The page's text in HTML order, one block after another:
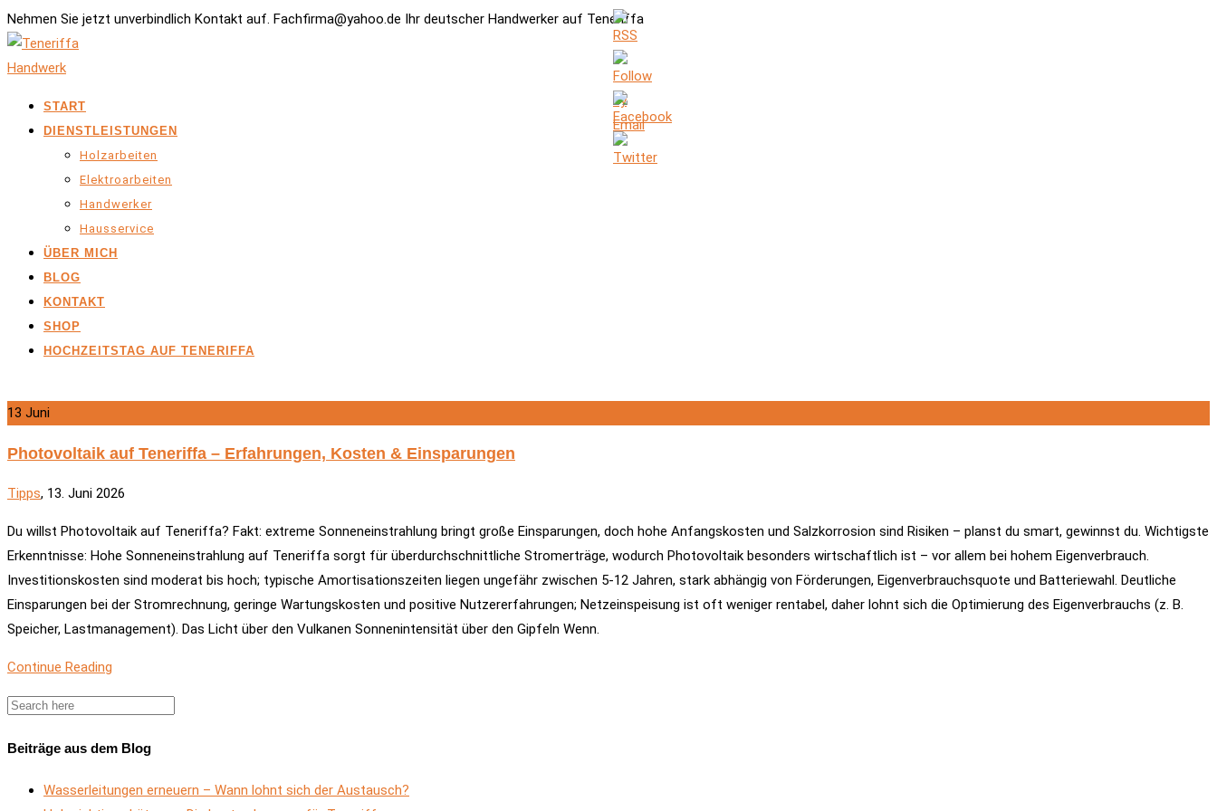
Nehmen Sie jetzt unverbindlich Kontakt auf. Fachfirma@yahoo.de Ihr deutscher Handwerker auf Teneriffa
START
DIENSTLEISTUNGEN
Holzarbeiten
Elektroarbeiten
Handwerker
Hausservice
ÜBER MICH
BLOG
KONTAKT
SHOP
HOCHZEITSTAG AUF TENERIFFA
13 Juni
Photovoltaik auf Teneriffa – Erfahrungen, Kosten & Einsparungen
Tipps, 13. Juni 2026
Du willst Photovoltaik auf Teneriffa? Fakt: extreme Sonneneinstrahlung bringt große Einsparungen, doch hohe Anfangskosten und Salzkorrosion sind Risiken – planst du smart, gewinnst du. Wichtigste
Erkenntnisse: Hohe Sonneneinstrahlung auf Teneriffa sorgt für überdurchschnittliche Stromerträge, wodurch Photovoltaik besonders wirtschaftlich ist – vor allem bei hohem Eigenverbrauch.
Investitionskosten sind moderat bis hoch; typische Amortisationszeiten liegen ungefähr zwischen 5-12 Jahren, stark abhängig von Förderungen, Eigenverbrauchsquote und Batteriewahl. Deutliche
Einsparungen bei der Stromrechnung, geringe Wartungskosten und positive Nutzererfahrungen; Netzeinspeisung ist oft weniger rentabel, daher lohnt sich die Optimierung des Eigenverbrauchs (z. B.
Speicher, Lastmanagement). Das Licht über den Vulkanen Sonnenintensität über den Gipfeln Wenn.
Continue Reading
Beiträge aus dem Blog
Wasserleitungen erneuern – Wann lohnt sich der Austausch?